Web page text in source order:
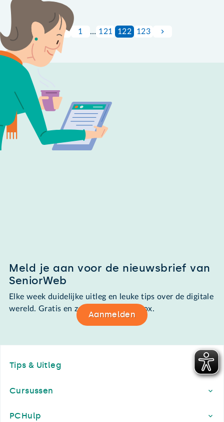
1 … 121 122 123
Meld je aan voor de nieuwsbrief van
SeniorWeb
Elke week duidelijke uitleg en leuke tips over de digitale
wereld. Gratis en zomaar in de mailbox.
Aanmelden
Tips & Uitleg
Cursussen
PCHulp